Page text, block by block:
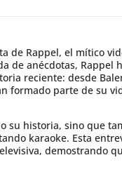
de Rappel, el mítico
de anécdotas,
reciente: desde
formado parte de su
su historia, sino que
karaoke. Esta
demostrando